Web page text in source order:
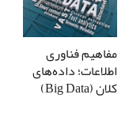
مفاهیم فناوری
اطلاعات؛ داده‌های
کلان (Big Data)